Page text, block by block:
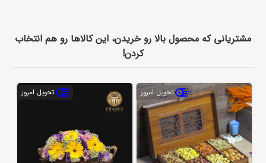
مشتریانی که محصول بالا رو خریدن، این کالاها رو هم انتخاب
کردن!
تحویل امروز تحویل امروز